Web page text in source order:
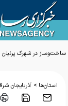
ساخت‌وساز در شهرک
استان‌ها > آذربایجان